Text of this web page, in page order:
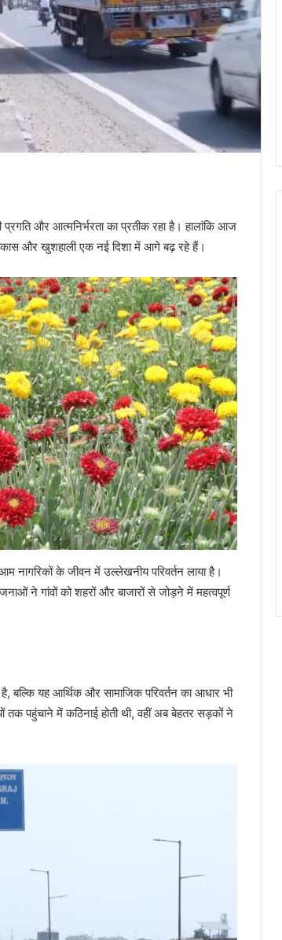
प्रगति और आत्मनिर्भरता का प्रतीक रहा है। हालांकि आज
और खुशहाली एक नई दिशा में आगे बढ़ रहे हैं।
नागरिकों के जीवन में उल्लेखनीय परिवर्तन लाया है।
ने गांवों को शहरों और बाजारों से जोड़ने में महत्वपूर्ण
यह आर्थिक और सामाजिक परिवर्तन का आधार भी
पहुंचाने में कठिनाई होती थी, वहीं अब बेहतर सड़कों ने